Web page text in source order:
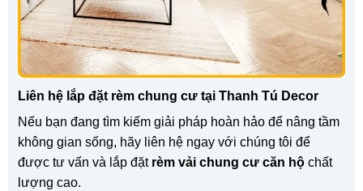
Liên hệ lắp đặt rèm chung cư tại Thanh Tú Decor
Nếu bạn đang tìm kiếm giải pháp hoàn hảo để nâng tầm
không gian sống, hãy liên hệ ngay với chúng tôi để
được tư vấn và lắp đặt rèm vải chung cư căn hộ chất
lượng cao.